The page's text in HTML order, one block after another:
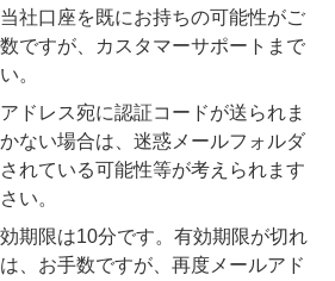
社口座を既にお持ちの可能性がご
ですが、カスタマーサポートまで
。
ドレス宛に認証コードが送られま
ない場合は、迷惑メールフォルダ
れている可能性等が考えられます
い。
期限は10分です。有効期限が切れ
、お手数ですが、再度メールアド